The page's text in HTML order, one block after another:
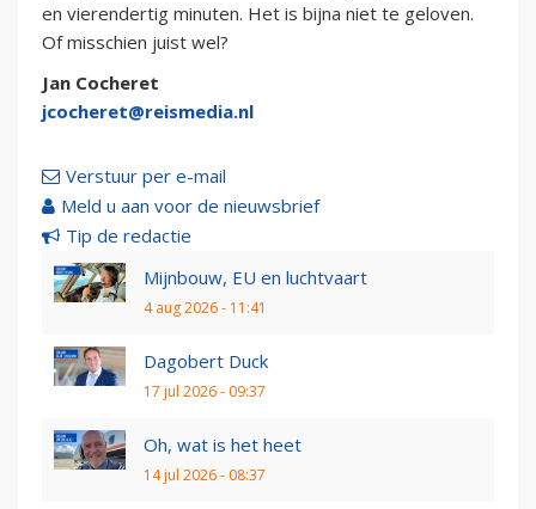
en vierendertig minuten. Het is bijna niet te geloven.
Of misschien juist wel?
Jan Cocheret
jcocheret@reismedia.nl
Verstuur per e-mail
Meld u aan voor de nieuwsbrief
Tip de redactie
Mijnbouw, EU en luchtvaart
4 aug 2026 - 11:41
Dagobert Duck
17 jul 2026 - 09:37
Oh, wat is het heet
14 jul 2026 - 08:37